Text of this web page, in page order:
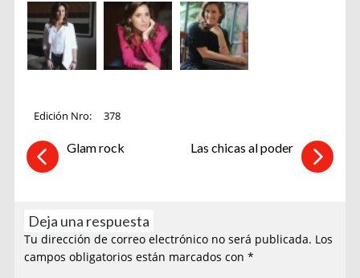
Edición Nro: 378
Glam rock Las chicas al poder
Deja una respuesta
Tu dirección de correo electrónico no será publicada. Los
campos obligatorios están marcados con*